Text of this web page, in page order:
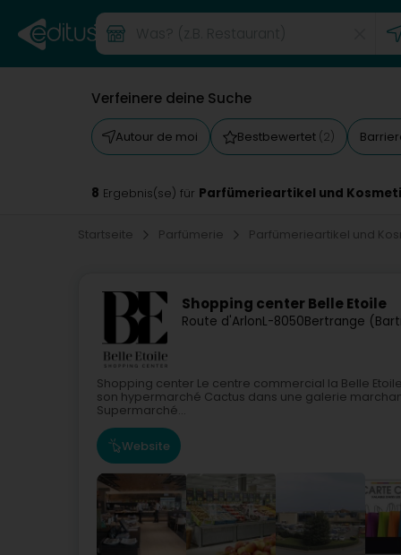
Verfeinere deine Suche
Autour de moi Bestbewertet (2)
8 Ergebnis(se) für Parfümerieartikel und
Startseite Parfümerie Parfümerieartikel und
Shopping center Belle Etoile
Route d'ArlonL-8050Bertrange
Shopping center Le centre commercial la Belle
son hypermarché Cactus dans une galerie
Supermarché...
Website